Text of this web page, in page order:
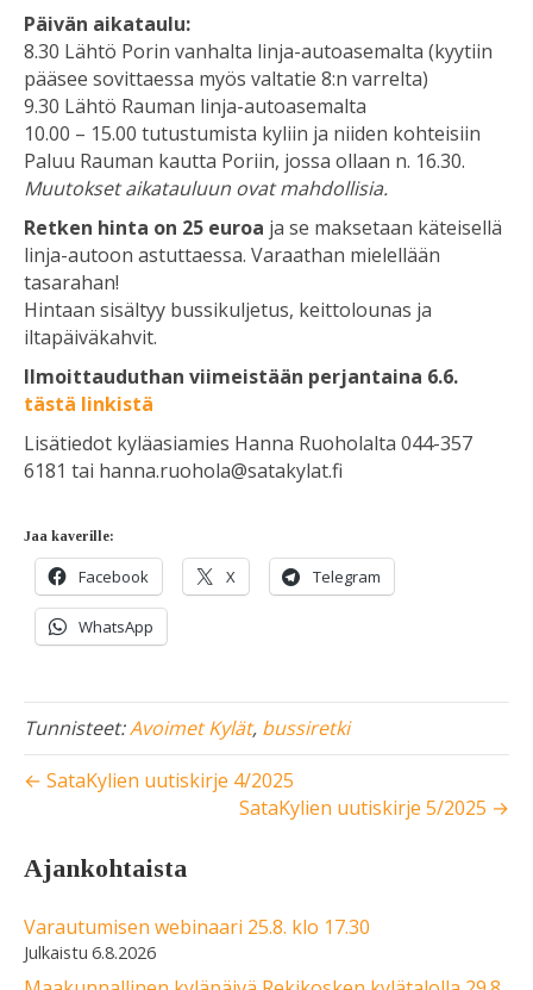
Päivän aikataulu:
8.30 Lähtö Porin vanhalta linja-autoasemalta (kyytiin
pääsee sovittaessa myös valtatie 8:n varrelta)
9.30 Lähtö Rauman linja-autoasemalta
10.00 – 15.00 tutustumista kyliin ja niiden kohteisiin
Paluu Rauman kautta Poriin, jossa ollaan n. 16.30.
Muutokset aikatauluun ovat mahdollisia.
Retken hinta on 25 euroa ja se maksetaan käteisellä
linja-autoon astuttaessa. Varaathan mielellään
tasarahan!
Hintaan sisältyy bussikuljetus, keittolounas ja
iltapäiväkahvit.
Ilmoittauduthan viimeistään perjantaina 6.6.
tästä linkistä
Lisätiedot kyläasiamies Hanna Ruoholalta 044-357
6181 tai hanna.ruohola@satakylat.fi
Jaa kaverille:
Facebook X Telegram
WhatsApp
Tunnisteet:Avoimet Kylät, bussiretki
← SataKylien uutiskirje 4/2025
SataKylien uutiskirje 5/2025 →
Ajankohtaista
Varautumisen webinaari 25.8. klo 17.30
6.8.2026